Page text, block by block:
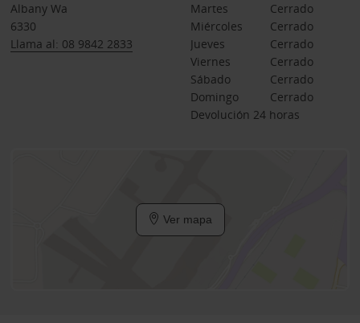
Albany Wa
6330
Llama al: 08 9842 2833
Martes
Cerrado
Miércoles
Cerrado
Jueves
Cerrado
Viernes
Cerrado
Sábado
Cerrado
Domingo
Cerrado
Devolución 24 horas
Ver mapa